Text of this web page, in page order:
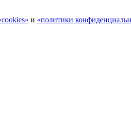
и «политики